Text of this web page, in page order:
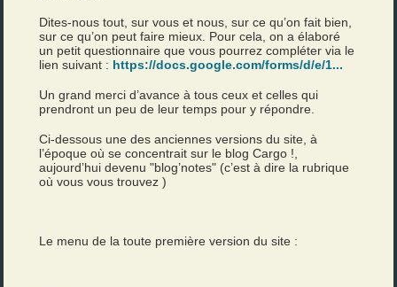
Dites-nous tout, sur vous et nous, sur ce qu’on fait bien,
sur ce qu’on peut faire mieux. Pour cela, on a élaboré
un petit questionnaire que vous pourrez compléter via le
lien suivant : https://docs.google.com/forms/d/e/1...
Un grand merci d’avance à tous ceux et celles qui
prendront un peu de leur temps pour y répondre.
Ci-dessous une des anciennes versions du site, à
l’époque où se concentrait sur le blog Cargo !,
aujourd’hui devenu "blog’notes" (c’est à dire la rubrique
où vous vous trouvez )
Le menu de la toute première version du site :